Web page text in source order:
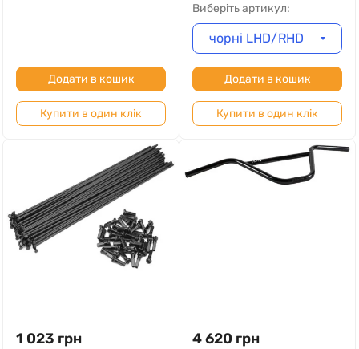
Додати в кошик
Купити в один клік
Виберіть артикул:
чорні LHD/RHD
Додати в кошик
Купити в один клік
1 023 грн 4 620 грн